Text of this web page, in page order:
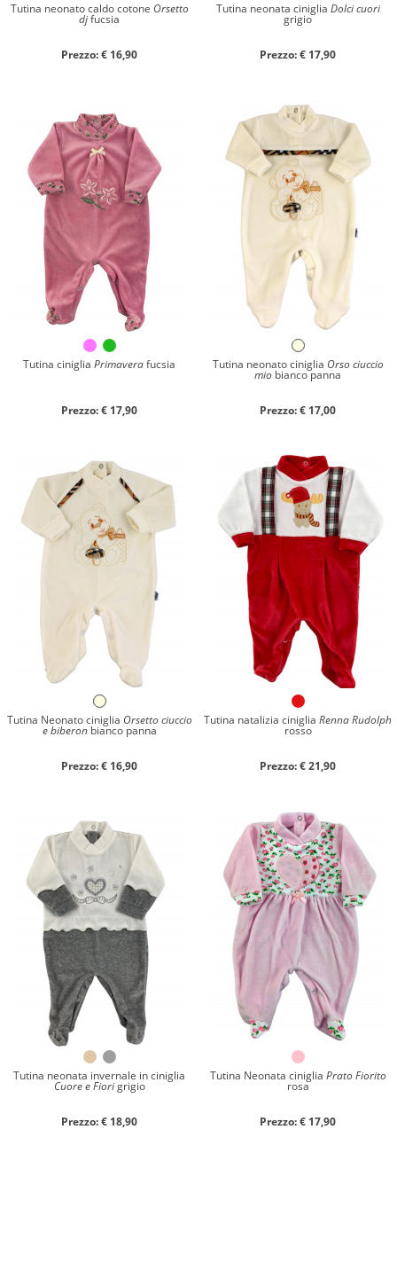
Tutina neonato caldo cotone Orsetto
djfucsia
Prezzo: € 16,90
Tutina neonata ciniglia Dolci cuori
grigio
Prezzo: € 17,90
Tutina ciniglia Primaverafucsia
Prezzo: € 17,90
Tutina neonato ciniglia Orso ciuccio
mio bianco panna
Prezzo: € 17,00
Tutina Neonato ciniglia Orsetto ciuccio
e biberonbianco panna
Prezzo: € 16,90
Tutina natalizia ciniglia Renna Rudolph
rosso
Prezzo: € 21,90
Tutina neonata invernale in ciniglia
Cuore e Fiorigrigio
Prezzo: € 18,90
Tutina Neonata ciniglia Prato Fiorito
rosa
Prezzo: € 17,90